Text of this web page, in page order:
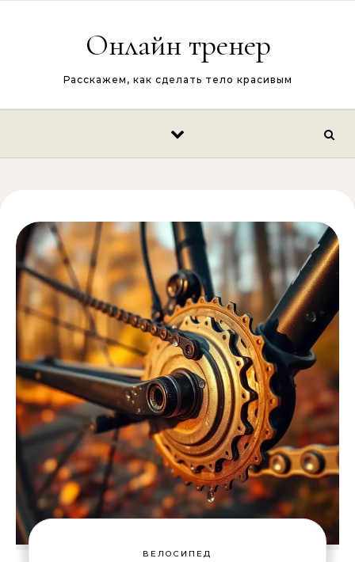
Онлайн тренер
Расскажем, как сделать тело красивым
ВЕЛОСИПЕД